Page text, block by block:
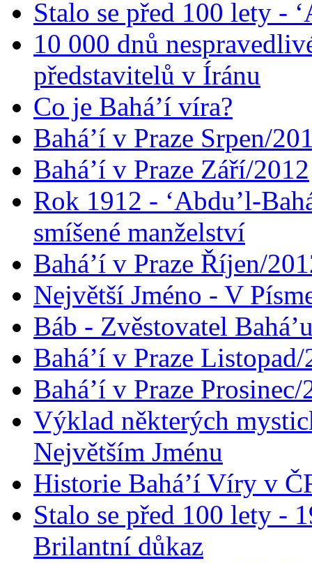
Stalo se před 100 lety -
10 000 dnů
představitelů v Íránu
Co je Bahá’í víra?
Bahá’í v Praze Srpen/
Bahá’í v Praze Září/2012
Rok 1912 - ‘Abdu’l-
smíšené manželství
Bahá’í v Praze Říjen/
Největší Jméno - V
Báb - Zvěstovatel
Bahá’í v Praze
Bahá’í v Praze Prosinec/
Výklad některých
Největším Jménu
Historie Bahá’í Víry v
Stalo se před 100 lety -
Brilantní důkaz